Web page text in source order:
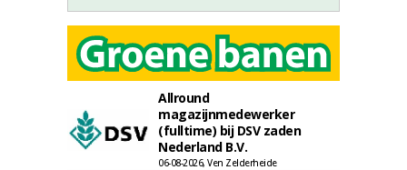
Allround
magazijnmedewerker
(fulltime) bij DSV zaden
Nederland B.V.
06-08-2026, Ven Zelderheide